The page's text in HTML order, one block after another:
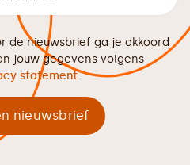
de nieuwsbrief ga je akkoord
jouw gegevens volgens
statement.